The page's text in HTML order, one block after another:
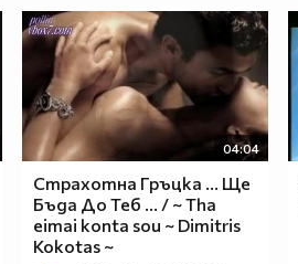
04:04
Страхотна Гръцка ... Ще
Бъда До Теб ... / ~ Tha
eimai konta sou ~ Dimitris
Kokotas ~